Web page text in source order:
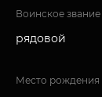
Воинское звание
рядовой
Место рождения